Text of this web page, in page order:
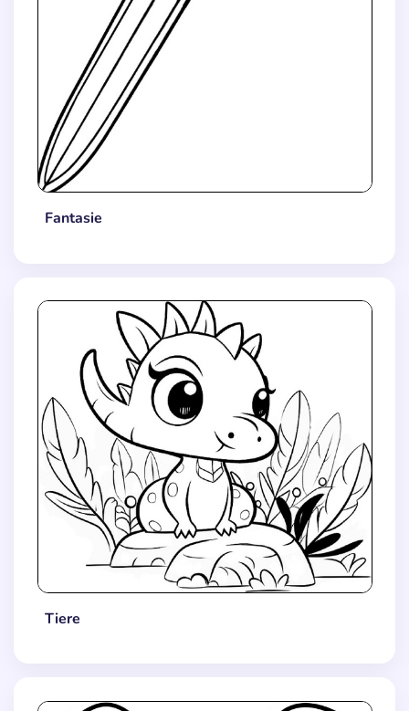
Fantasie
Tiere